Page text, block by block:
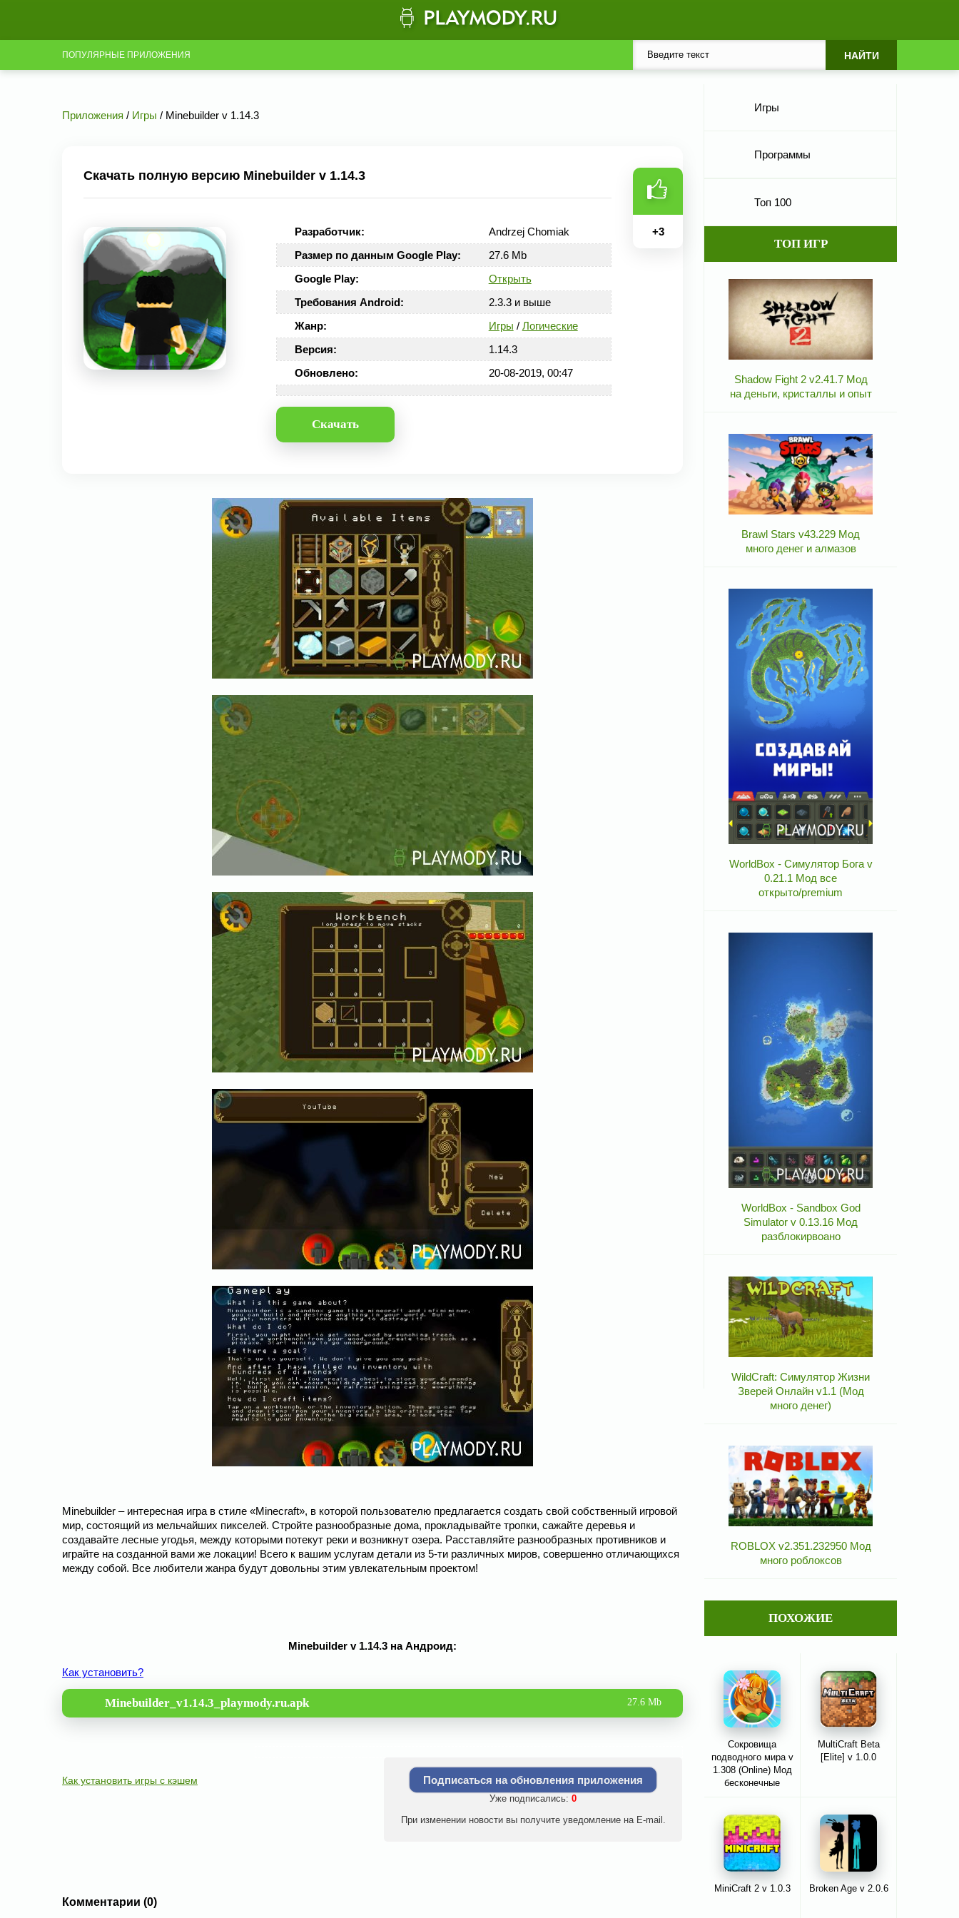
ПОПУЛЯРНЫЕ ПРИЛОЖЕНИЯ
Приложения / Игры / Minebuilder v 1.14.3
Скачать полную версию Minebuilder v 1.14.3
Разработчик:
Andrzej Chomiak
Размер по данным Google Play:
27.6 Mb
Google Play:
Открыть
Требования Android:
2.3.3 и выше
Жанр:
Игры / Логические
Версия:
1.14.3
Обновлено:
20-08-2019, 00:47
Скачать
+3
Minebuilder – интересная игра в стиле «Minecraft», в которой пользователю предлагается создать свой собственный игровой
мир, состоящий из мельчайших пикселей. Стройте разнообразные дома, прокладывайте тропки, сажайте деревья и
создавайте лесные угодья, между которыми потекут реки и возникнут озера. Расставляйте разнообразных противников и
играйте на созданной вами же локации! Всего к вашим услугам детали из 5-ти различных миров, совершенно отличающихся
между собой. Все любители жанра будут довольны этим увлекательным проектом!
Minebuilder v 1.14.3 на Андроид:
Как установить?
Minebuilder_v1.14.3_playmody.ru.apk 27.6 Mb
Как установить игры с кэшем Подписаться на обновления приложения
Уже подписались: 0
При изменении новости вы получите уведомление на E-mail.
Комментарии (0)
Игры
Программы
Топ 100
ТОП ИГР
Shadow Fight 2 v2.41.7 Мод
на деньги, кристаллы и опыт
Brawl Stars v43.229 Мод
много денег и алмазов
WorldBox - Симулятор Бога v
0.21.1 Мод все
открыто/premium
WorldBox - Sandbox God
Simulator v 0.13.16 Мод
разблокирвоано
WildCraft: Симулятор Жизни
Зверей Онлайн v1.1 (Мод
много денег)
ROBLOX v2.351.232950 Мод
много роблоксов
ПОХОЖИЕ
Сокровища
подводного мира v
1.308 (Online) Мод
бесконечные
MultiCraft Beta
[Elite] v 1.0.0
MiniCraft 2 v 1.0.3 Broken Age v 2.0.6